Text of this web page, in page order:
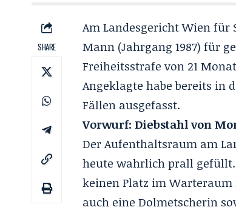
SHARE
Am Landesgericht Wien für
Mann (Jahrgang 1987) für
Freiheitsstrafe von 21
Angeklagte habe bereits in
Fällen ausgefasst.
Vorwurf: Diebstahl von
Der Aufenthaltsraum am
heute wahrlich prall gefüllt.
keinen Platz im Warteraum
auch eine Dolmetscherin